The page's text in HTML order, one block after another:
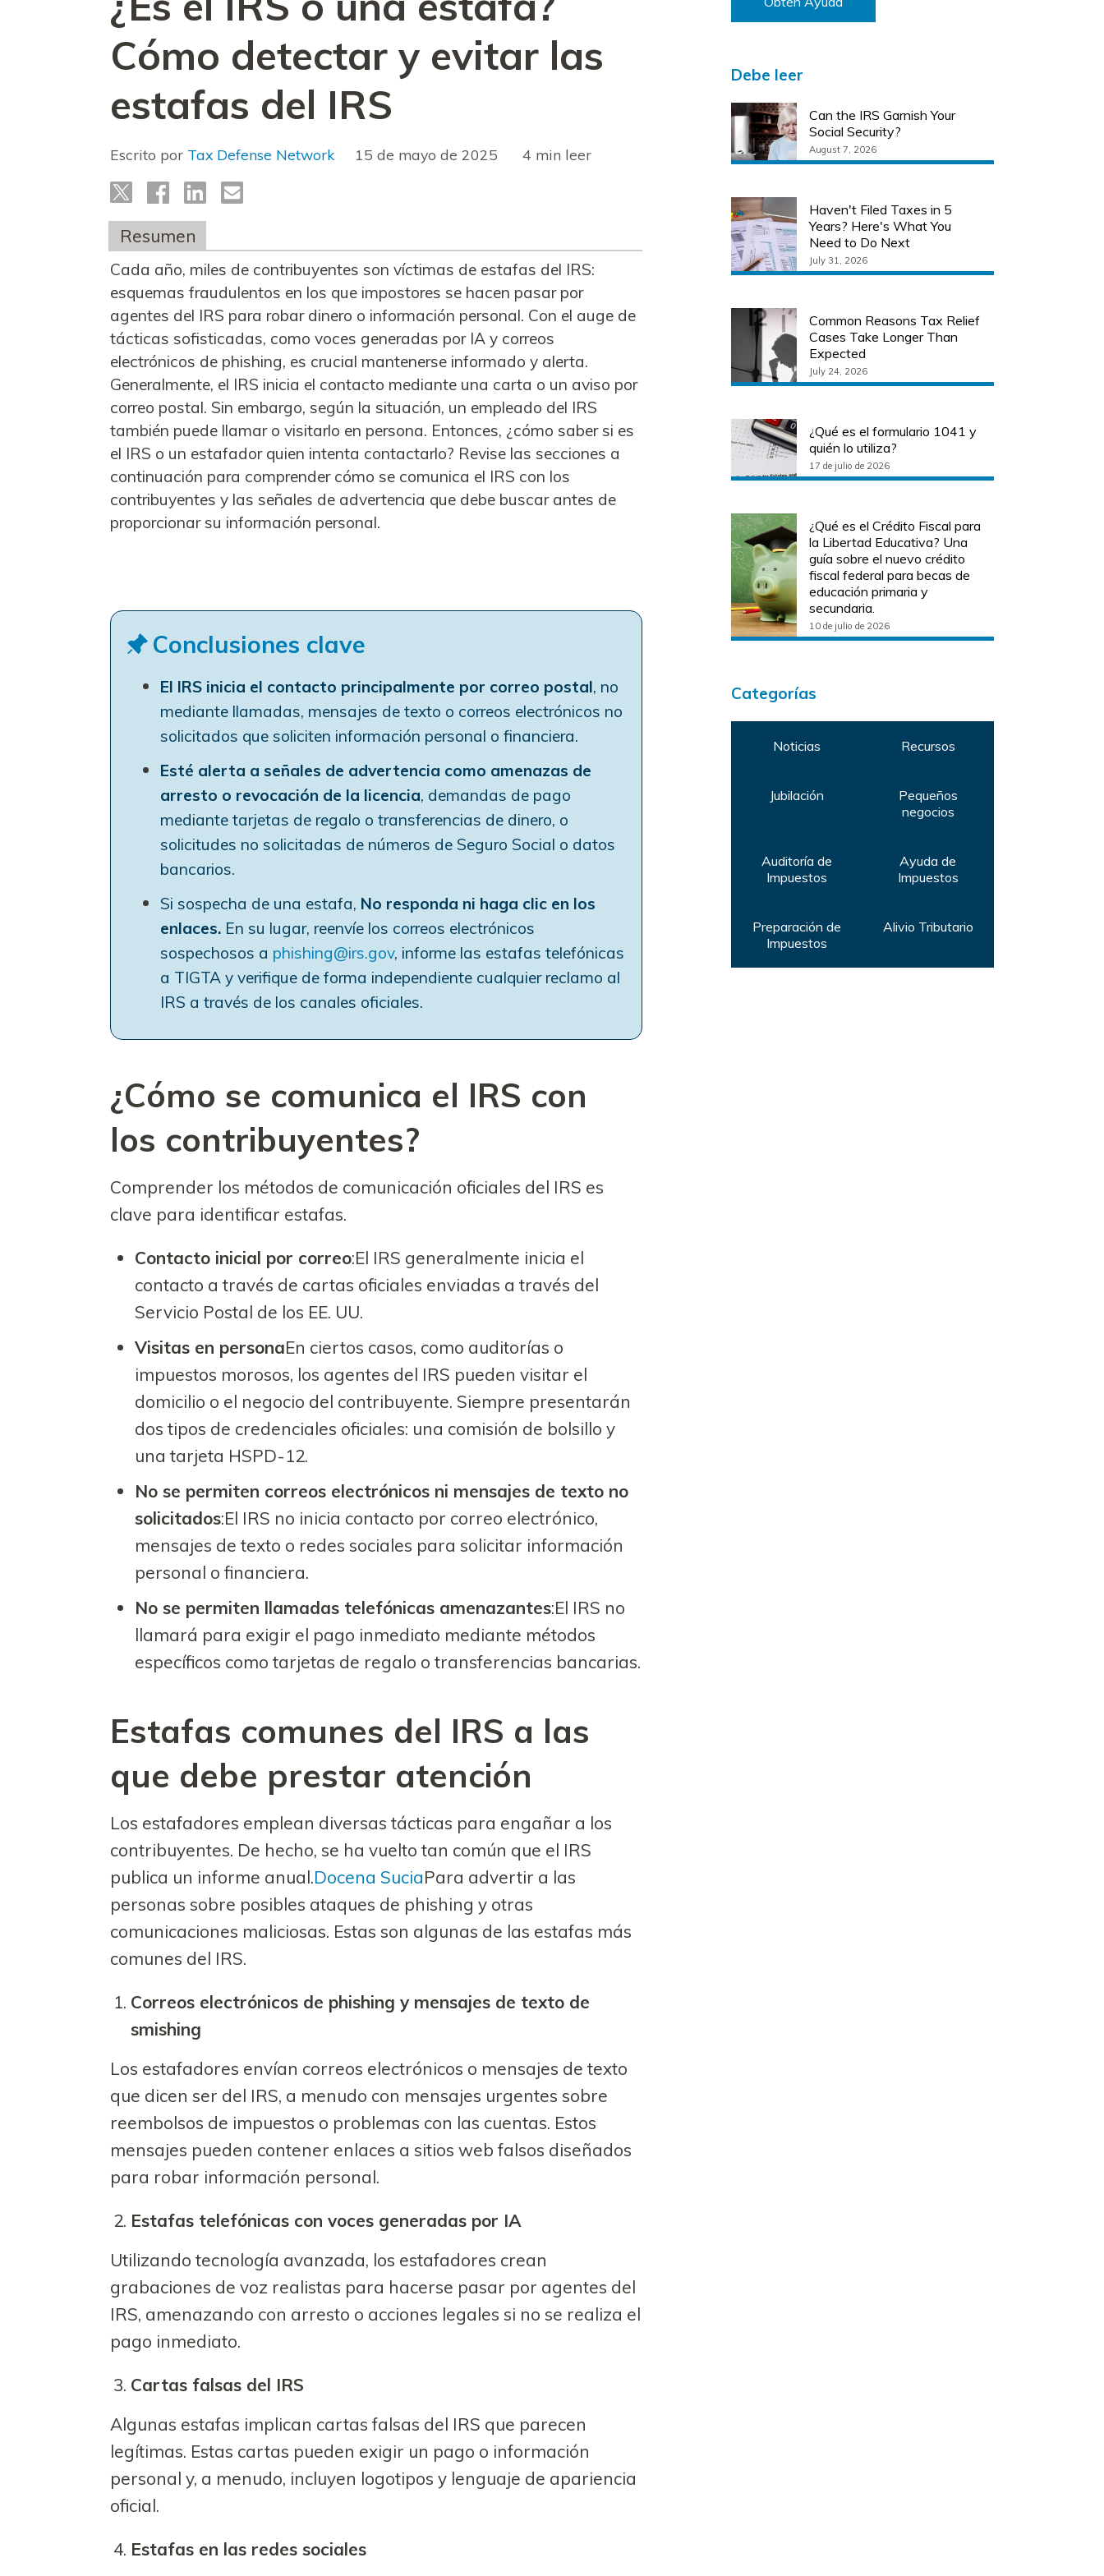
Cómo detectar y evitar las
estafas del IRS
Escrito por Tax Defense Network 15 de mayo de 2025 leer
Resumen
Cada año, miles de contribuyentes son víctimas de estafas del IRS:
esquemas fraudulentos en los que impostores se hacen pasar por
agentes del IRS para robar dinero o información personal. Con el auge de
tácticas sofisticadas, como voces generadas por IA y correos
electrónicos de phishing, es crucial mantenerse informado y alerta.
Generalmente, el IRS inicia el contacto mediante una carta o un aviso por
correo postal. Sin embargo, según la situación, un empleado del IRS
también puede llamar o visitarlo en persona. Entonces, ¿cómo saber si es
el IRS o un estafador quien intenta contactarlo? Revise las secciones a
continuación para comprender cómo se comunica el IRS con los
contribuyentes y las señales de advertencia que debe buscar antes de
proporcionar su información personal.
Conclusiones clave
El IRS inicia el contacto principalmente por correo postal, no
mediante llamadas, mensajes de texto o correos electrónicos no
solicitados que soliciten información personal o financiera.
Esté alerta a señales de advertencia como amenazas de
arresto o revocación de la licencia, demandas de pago
mediante tarjetas de regalo o transferencias de dinero, o
solicitudes no solicitadas de números de Seguro Social o datos
bancarios.
Si sospecha de una estafa, No responda ni haga clic en los
enlaces. En su lugar, reenvíe los correos electrónicos
sospechosos a phishing@irs.gov, informe las estafas telefónicas
a TIGTA y verifique de forma independiente cualquier reclamo al
IRS a través de los canales oficiales.
¿Cómo se comunica el IRS con
los contribuyentes?
Comprender los métodos de comunicación oficiales del IRS es
clave para identificar estafas.
Contacto inicial por correo:El IRS generalmente inicia el
contacto a través de cartas oficiales enviadas a través del
Servicio Postal de los EE. UU.
Visitas en personaEn ciertos casos, como auditorías o
impuestos morosos, los agentes del IRS pueden visitar el
domicilio o el negocio del contribuyente. Siempre presentarán
dos tipos de credenciales oficiales: una comisión de bolsillo y
una tarjeta HSPD-12.
No se permiten correos electrónicos ni mensajes de texto no
solicitados:El IRS no inicia contacto por correo electrónico,
mensajes de texto o redes sociales para solicitar información
personal o financiera.
No se permiten llamadas telefónicas amenazantes:El IRS no
llamará para exigir el pago inmediato mediante métodos
específicos como tarjetas de regalo o transferencias bancarias.
Estafas comunes del IRS a las
que debe prestar atención
Los estafadores emplean diversas tácticas para engañar a los
contribuyentes. De hecho, se ha vuelto tan común que el IRS
publica un informe anual.Docena SuciaPara advertir a las
personas sobre posibles ataques de phishing y otras
comunicaciones maliciosas. Estas son algunas de las estafas más
comunes del IRS.
Correos electrónicos de phishing y mensajes de texto de
smishing
Los estafadores envían correos electrónicos o mensajes de texto
que dicen ser del IRS, a menudo con mensajes urgentes sobre
reembolsos de impuestos o problemas con las cuentas. Estos
mensajes pueden contener enlaces a sitios web falsos diseñados
para robar información personal.
Estafas telefónicas con voces generadas por IA
Utilizando tecnología avanzada, los estafadores crean
grabaciones de voz realistas para hacerse pasar por agentes del
IRS, amenazando con arresto o acciones legales si no se realiza el
pago inmediato.
Cartas falsas del IRS
Algunas estafas implican cartas falsas del IRS que parecen
legítimas. Estas cartas pueden exigir un pago o información
personal y, a menudo, incluyen logotipos y lenguaje de apariencia
oficial.
Estafas en las redes sociales
Debe leer
Can the IRS Garnish Your
Social Security?
August 7, 2026
Haven't Filed Taxes in 5
Years? Here's What You
Need to Do Next
July 31, 2026
Common Reasons Tax Relief
Cases Take Longer Than
Expected
July 24, 2026
¿Qué es el formulario 1041 y
quién lo utiliza?
17 de julio de 2026
¿Qué es el Crédito Fiscal para
la Libertad Educativa? Una
guía sobre el nuevo crédito
fiscal federal para becas de
educación primaria y
secundaria.
10 de julio de 2026
Categorías
Noticias Recursos
Jubilación
Pequeños
negocios
Auditoría de
Impuestos
Ayuda de
Impuestos
Preparación de
Impuestos
Alivio Tributario